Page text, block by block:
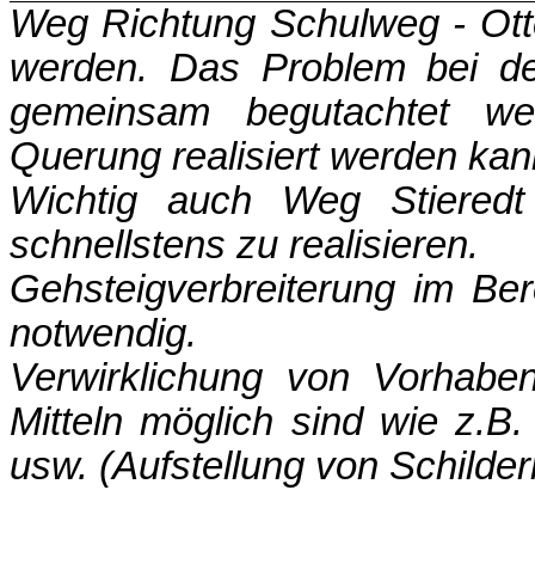
Weg Richtung Schulweg -
werden. Das Problem bei
gemeinsam begutachtet
Querung realisiert werden
Wichtig auch Weg
schnellstens zu realisieren.
Gehsteigverbreiterung im
notwendig.
Verwirklichung von
Mitteln möglich sind wie
usw. (Aufstellung von